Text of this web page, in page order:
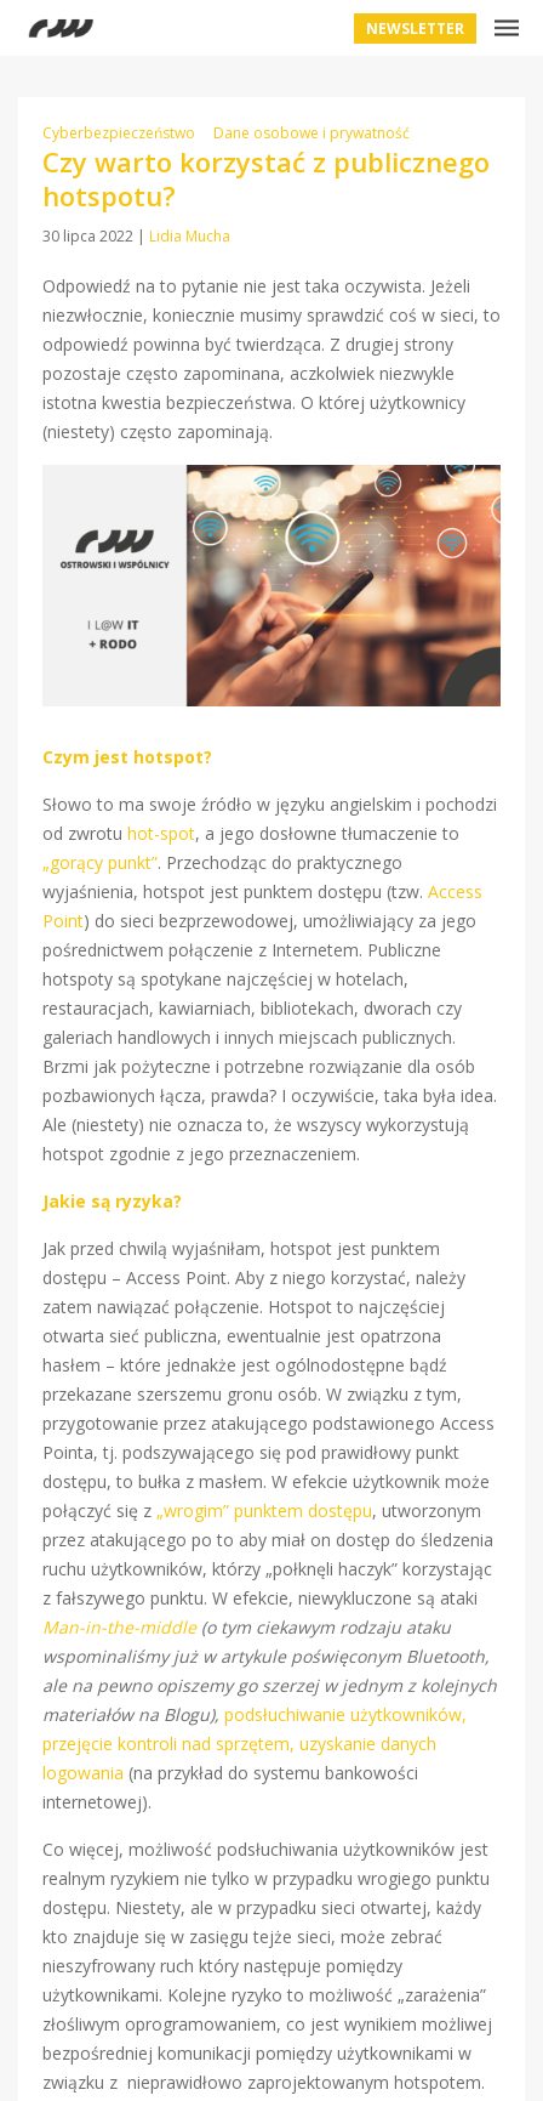
NEWSLETTER
Cyberbezpieczeństwo Dane osobowe i prywatność
Czy warto korzystać z publicznego
hotspotu?
30 lipca 2022 | Lidia Mucha
Odpowiedź na to pytanie nie jest taka oczywista. Jeżeli
niezwłocznie, koniecznie musimy sprawdzić coś w sieci, to
odpowiedź powinna być twierdząca. Z drugiej strony
pozostaje często zapominana, aczkolwiek niezwykle
istotna kwestia bezpieczeństwa. O której użytkownicy
(niestety) często zapominają.
Czym jest hotspot?
Słowo to ma swoje źródło w języku angielskim i pochodzi
od zwrotu hot-spot, a jego dosłowne tłumaczenie to
„gorący punkt”. Przechodząc do praktycznego
wyjaśnienia, hotspot jest punktem dostępu (tzw. Access
Point) do sieci bezprzewodowej, umożliwiający za jego
pośrednictwem połączenie z Internetem. Publiczne
hotspoty są spotykane najczęściej w hotelach,
restauracjach, kawiarniach, bibliotekach, dworach czy
galeriach handlowych i innych miejscach publicznych.
Brzmi jak pożyteczne i potrzebne rozwiązanie dla osób
pozbawionych łącza, prawda? I oczywiście, taka była idea.
Ale (niestety) nie oznacza to, że wszyscy wykorzystują
hotspot zgodnie z jego przeznaczeniem.
Jakie są ryzyka?
Jak przed chwilą wyjaśniłam, hotspot jest punktem
dostępu – Access Point. Aby z niego korzystać, należy
zatem nawiązać połączenie. Hotspot to najczęściej
otwarta sieć publiczna, ewentualnie jest opatrzona
hasłem – które jednakże jest ogólnodostępne bądź
przekazane szerszemu gronu osób. W związku z tym,
przygotowanie przez atakującego podstawionego Access
Pointa, tj. podszywającego się pod prawidłowy punkt
dostępu, to bułka z masłem. W efekcie użytkownik może
połączyć się z „wrogim” punktem dostępu, utworzonym
przez atakującego po to aby miał on dostęp do śledzenia
ruchu użytkowników, którzy „połknęli haczyk” korzystając
z fałszywego punktu. W efekcie, niewykluczone są ataki
Man-in-the-middle (o tym ciekawym rodzaju ataku
wspominaliśmy już w artykule poświęconym Bluetooth,
ale na pewno opiszemy go szerzej w jednym z kolejnych
materiałów na Blogu), podsłuchiwanie użytkowników,
przejęcie kontroli nad sprzętem, uzyskanie danych
logowania (na przykład do systemu bankowości
internetowej).
Co więcej, możliwość podsłuchiwania użytkowników jest
realnym ryzykiem nie tylko w przypadku wrogiego punktu
dostępu. Niestety, ale w przypadku sieci otwartej, każdy
kto znajduje się w zasięgu tejże sieci, może zebrać
nieszyfrowany ruch który następuje pomiędzy
użytkownikami. Kolejne ryzyko to możliwość „zarażenia”
złośliwym oprogramowaniem, co jest wynikiem możliwej
bezpośredniej komunikacji pomiędzy użytkownikami w
związku z nieprawidłowo zaprojektowanym hotspotem.